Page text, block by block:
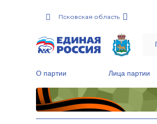
Псковская область
О партии Лица партии